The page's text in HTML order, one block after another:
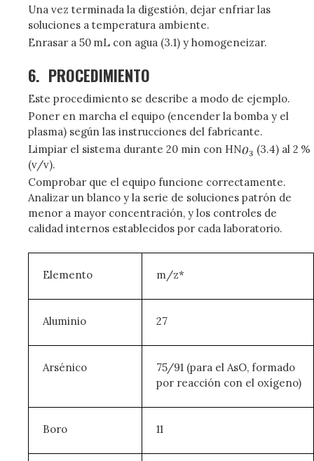
Una vez terminada la digestión, dejar enfriar las
soluciones a temperatura ambiente.
Enrasar a 50 mL con agua (3.1) y homogeneizar.
6. PROCEDIMIENTO
Este procedimiento se describe a modo de ejemplo.
Poner en marcha el equipo (encender la bomba y el
plasma) según las instrucciones del fabricante.
Limpiar el sistema durante 20 min con HN
(3.4) al 2 %
(v/v).
Comprobar que el equipo funcione correctamente.
Analizar un blanco y la serie de soluciones patrón de
menor a mayor concentración, y los controles de
calidad internos establecidos por cada laboratorio.
Elemento m/z*
Aluminio 27
Arsénico
75/91 (para el AsO, formado
por reacción con el oxígeno)
Boro 11